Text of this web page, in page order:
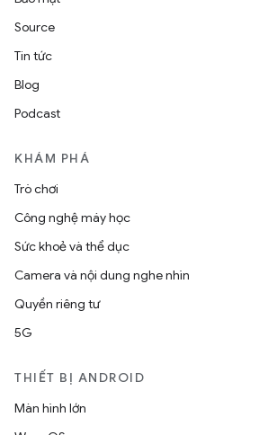
Source
Tin tức
Blog
Podcast
KHÁM PHÁ
Trò chơi
Công nghệ máy học
Sức khoẻ và thể dục
Camera và nội dung nghe nhìn
Quyền riêng tư
5G
THIẾT BỊ ANDROID
Màn hình lớn